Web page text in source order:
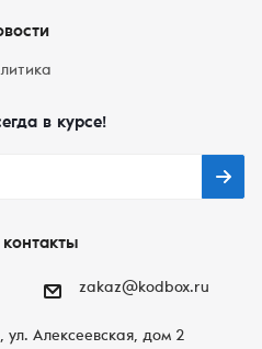
в курсе!
zakaz@kodbox.ru
ул. Алексеевская, дом 2